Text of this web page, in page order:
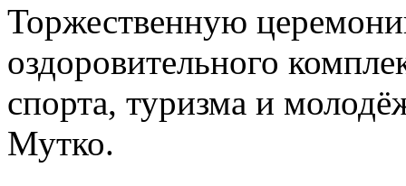
Торжественную
оздоровительного
спорта, туризма и
Мутко.